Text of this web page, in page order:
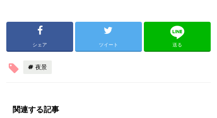
シェア ツイート 送る
夜景
関連する記事